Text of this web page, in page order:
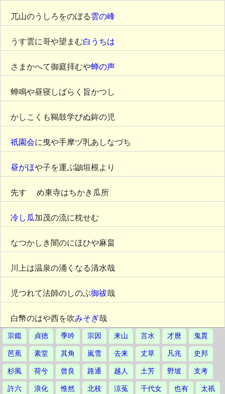
兀山のうしろをのぼる雲の峰
うす雲に哥や望まむ白うちは
さまかへて御庭拝むや蝉の声
蝉鳴や昼寝しばらく旨かつし
かしこくも鞨鼓学びぬ鉾の児
祇園会に曳や手摩ヅ乳あしなづち
昼がほや子を運ぶ鼬垣根より
先す ゝめ東寺はちかき瓜所
冷し瓜加茂の流に枕せむ
なつかしき闇のにほひや麻畠
川上は温泉の涌くなる清水哉
児つれて法師のしのぶ御祓哉
白幣のはや西を吹みそぎ哉
宗鑑 貞徳 季吟 宗因 来山 言水 才麿 鬼貫
芭蕉 素堂 其角 嵐雪 去来 丈草 凡兆 史邦
杉風 荷兮 曾良 路通 越人 土芳 野坡 支考
許六 浪化 惟然 北枝 涼菟 千代女 也有 太祇